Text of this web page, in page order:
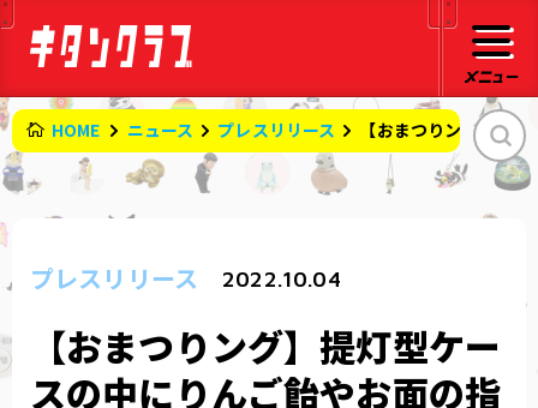
HOME ニュース プレスリリース 【おまつりング】提
プレスリリース 2022.10.04
【おまつりング】提灯型ケー
スの中にりんご飴やお面の指